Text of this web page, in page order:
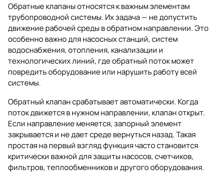
Обратные клапаны относятся к важным элементам
трубопроводной системы. Их задача — не допустить
движение рабочей среды в обратном направлении. Это
особенно важно для насосных станций, систем
водоснабжения, отопления, канализации и
технологических линий, где обратный поток может
повредить оборудование или нарушить работу всей
системы.
Обратный клапан срабатывает автоматически. Когда
поток движется в нужном направлении, клапан открыт.
Если направление меняется, запорный элемент
закрывается и не дает среде вернуться назад. Такая
простая на первый взгляд функция часто становится
критически важной для защиты насосов, счетчиков,
фильтров, теплообменников и другого оборудования.